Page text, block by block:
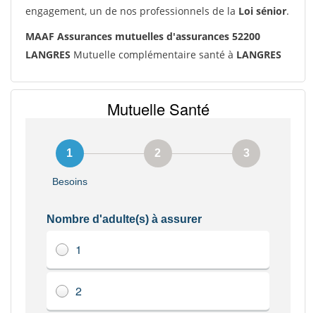
engagement, un de nos professionnels de la Loi sénior.
MAAF Assurances mutuelles d'assurances 52200
LANGRES Mutuelle complémentaire santé à LANGRES